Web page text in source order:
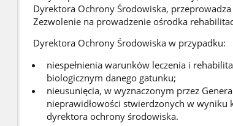
Dyrektora Ochrony Środowiska,
Zezwolenie na prowadzenie ośrodka
Dyrektora Ochrony Środowiska w przypadku:
niespełnienia warunków leczenia i
biologicznym danego gatunku;
nieusunięcia, w wyznaczonym przez
nieprawidłowości stwierdzonych w
dyrektora ochrony środowiska.